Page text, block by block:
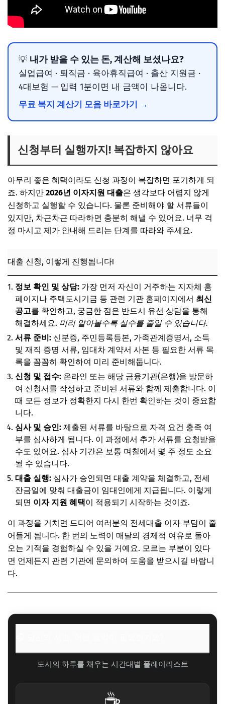
💡 내가 받을 수 있는 돈, 계산해 보셨나요?
실업급여 · 퇴직금 · 육아휴직급여 · 출산 지원금 ·
4대보험 — 입력 1분이면 내 금액이 나옵니다.
무료 복지 계산기 모음 바로가기 →
신청부터 실행까지! 복잡하지 않아요
아무리 좋은 혜택이라도 신청 과정이 복잡하면 포기하게 되
죠. 하지만 2026년 이자지원 대출은 생각보다 어렵지 않게
신청하고 실행할 수 있습니다. 물론 준비해야 할 서류들이
있지만, 차근차근 따라하면 충분히 해낼 수 있어요. 너무 걱
정 마시고 제가 안내해 드리는 단계를 따라와 주세요.
대출 신청, 이렇게 진행됩니다!
정보 확인 및 상담: 가장 먼저 자신이 거주하는 지자체 홈
페이지나 주택도시기금 등 관련 기관 홈페이지에서 최신
공고를 확인하고, 궁금한 점은 반드시 유선 상담을 통해
해결하세요. 미리 알아볼수록 실수를 줄일 수 있습니다.
서류 준비: 신분증, 주민등록등본, 가족관계증명서, 소득
및 재직 증명 서류, 임대차 계약서 사본 등 필요한 서류 목
록을 꼼꼼히 확인하여 미리 준비해둡니다.
신청 및 접수: 온라인 또는 해당 금융기관(은행)을 방문하
여 신청서를 작성하고 준비된 서류와 함께 제출합니다. 이
때 모든 정보가 정확한지 다시 한번 확인하는 것이 중요합
니다.
심사 및 승인: 제출된 서류를 바탕으로 자격 요건 충족 여
부를 심사하게 됩니다. 이 과정에서 추가 서류를 요청받을
수도 있어요. 심사 기간은 보통 며칠에서 몇 주 정도 소요
될 수 있습니다.
대출 실행: 심사가 승인되면 대출 계약을 체결하고, 전세
잔금일에 맞춰 대출금이 임대인에게 지급됩니다. 이렇게
되면 이자 지원 혜택이 적용되기 시작하는 것이죠.
이 과정을 거치면 드디어 여러분의 전세대출 이자 부담이 줄
어들게 됩니다. 한 번의 노력이 매달의 경제적 여유로 돌아
오는 기적을 경험하실 수 있을 거예요. 모르는 부분이 있다
면 언제든지 관련 기관에 문의하여 도움을 받으시길 바랍니
다.
도시의 하루를 채우는 시간대별 플레이리스트